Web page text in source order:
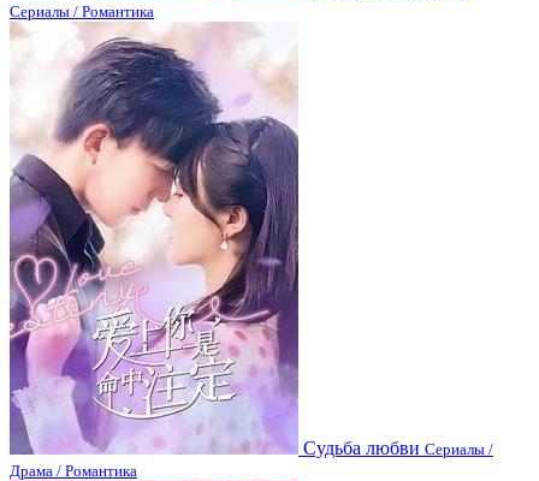
Сериалы / Романтика
Судьба любви Сериалы /
Драма / Романтика